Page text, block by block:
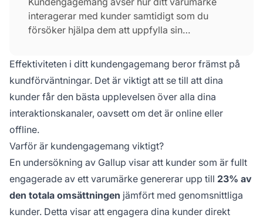
interagerar med kunder samtidigt som du
försöker hjälpa dem att uppfylla sin
blir grunden för att forma och upprätthålla
kundrelationer.
Effektiviteten i ditt kundengagemang beror främst på
kundförväntningar. Det är viktigt att se till att dina
kunder får den bästa upplevelsen över alla dina
interaktionskanaler, oavsett om det är online eller
offline.
Varför är kundengagemang viktigt?
En undersökning av Gallup visar att kunder som är fullt
engagerade av ett varumärke genererar upp till 23% av
den totala omsättningen jämfört med genomsnittliga
kunder. Detta visar att engagera dina kunder direkt